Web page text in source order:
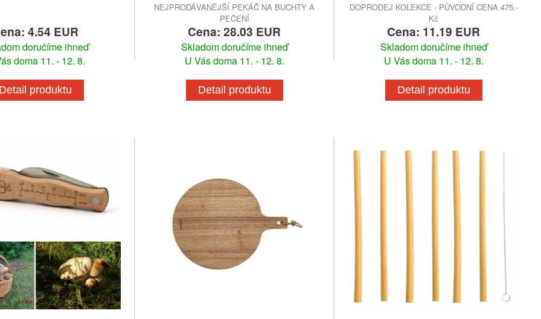
4.54 EUR
doručíme ihneď
doma 11. - 12. 8.
produktu
NEJPRODÁVANĚJŠÍ PEKÁČ NA BUCHTY A
PEČENÍ
Cena: 28.03 EUR
Skladom doručíme ihneď
U Vás doma 11. - 12. 8.
Detail produktu
DOPRODEJ KOLEKCE - PŮVODNÍ CENA 475.-
Kč
Cena: 11.19 EUR
Skladom doručíme ihneď
U Vás doma 11. - 12. 8.
Detail produktu